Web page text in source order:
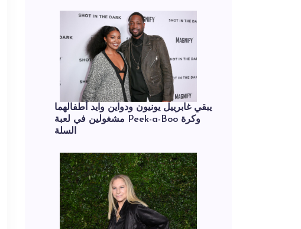
يبقي غابرييل يونيون ودواين وايد أطفالهما
مشغولين في لعبة Peek-a-Boo وكرة
السلة